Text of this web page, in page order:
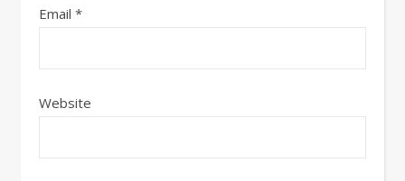
Email *
Website